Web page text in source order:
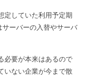
定していた利用予定期
ーバーの入替やサーバ
必要が本来はあるので
いない企業が今まで散